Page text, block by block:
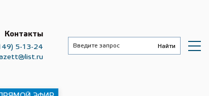
Контакты
5-13-24